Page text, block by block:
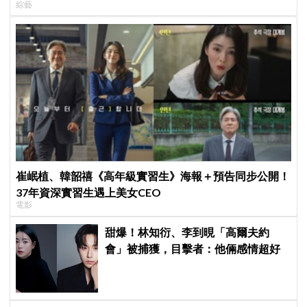
綜藝
崔岷植、韓韶禧《高年級實習生》海報＋預告同步公開！
37年資深實習生遇上美女CEO
電影
甜爆！林知衍、李到晛「高爾夫約
會」被捕獲，目擊者：他倆感情超好